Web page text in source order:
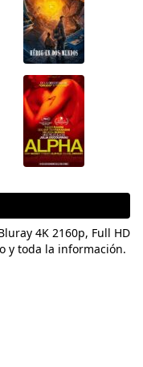
4K 2160p, Full HD
y toda la información.